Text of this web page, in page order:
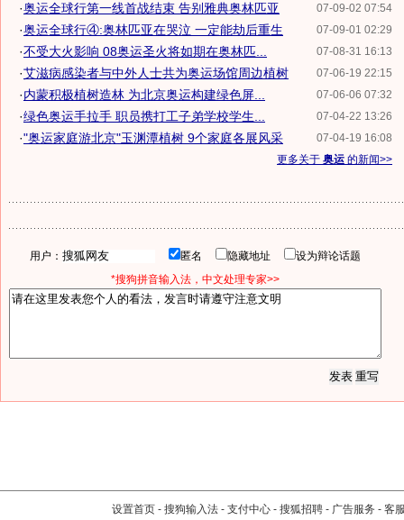
07-09-02 07:54
·奥运全球行第一线首战结束 告别雅典奥林匹亚
07-09-01 02:29
·奥运全球行④:奥林匹亚在哭泣 一定能劫后重生
07-08-31 16:13
·不受大火影响 08奥运圣火将如期在奥林匹...
07-06-19 22:15
·艾滋病感染者与中外人士共为奥运场馆周边植树
07-06-06 07:32
·内蒙积极植树造林 为北京奥运构建绿色屏...
07-04-22 13:26
·绿色奥运手拉手 职员携打工子弟学校学生...
07-04-19 16:08
·"奥运家庭游北京"玉渊潭植树 9个家庭各展风采
更多关于 奥运 的新闻>>
用户： 匿名 隐藏地址
设为辩论话题
*搜狗拼音输入法，中文处理专家>>
设置首页 - 搜狗输入法 - 支付中心 - 搜狐招聘 - 广告服务 - 客